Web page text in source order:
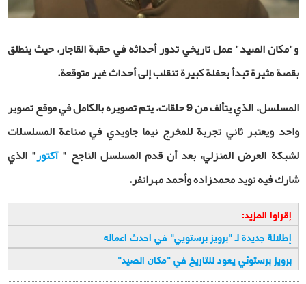
و"مكان الصيد" عمل تاريخي تدور أحداثه في حقبة القاجار، حيث ينطلق
بقصة مثيرة تبدأ بحفلة كبيرة تنقلب إلى أحداث غير متوقعة.
المسلسل، الذي يتألف من 9 حلقات، يتم تصويره بالكامل في موقع تصوير
واحد ويعتبر ثاني تجربة للمخرج نيما جاويدي في صناعة المسلسلات
لشبكة العرض المنزلي، بعد أن قدم المسلسل الناجح "آكتور" الذي
شارك فيه نويد محمدزاده وأحمد مهرانفر.
إقراوا المزيد:
إطلالة جديدة لـ "برويز برستويي" في احدث اعماله
برويز برستوئي يعود للتاريخ في "مكان الصيد"